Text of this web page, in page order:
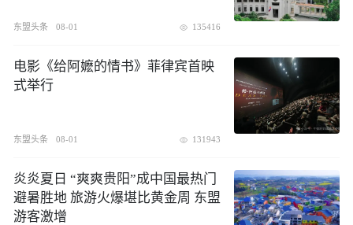
东盟头条 08-01 135416
电影《给阿嬷的情书》菲律宾首映
式举行
东盟头条 08-01 131943
炎炎夏日 “爽爽贵阳”成中国最热门
避暑胜地 旅游火爆堪比黄金周 东盟
游客激增